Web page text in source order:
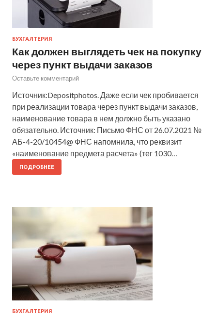
БУХГАЛТЕРИЯ
Как должен выглядеть чек на покупку
через пункт выдачи заказов
Оставьте комментарий
Источник:Depositphotos. Даже если чек пробивается
при реализации товара через пункт выдачи заказов,
наименование товара в нем должно быть указано
обязательно. Источник: Письмо ФНС от 26.07.2021 №
АБ-4-20/10454@ ФНС напомнила, что реквизит
«наименование предмета расчета» (тег 1030…
ПОДРОБНЕЕ
БУХГАЛТЕРИЯ